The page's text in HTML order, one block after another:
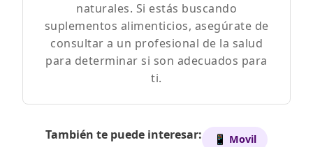
naturales. Si estás buscando
suplementos alimenticios, asegúrate de
consultar a un profesional de la salud
para determinar si son adecuados para
ti.
También te puede interesar:
📱 Movil